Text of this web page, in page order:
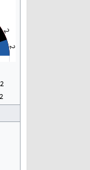
2
2